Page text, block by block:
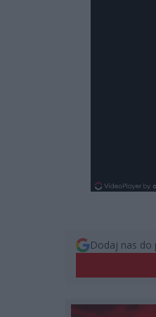
Dodaj nas do